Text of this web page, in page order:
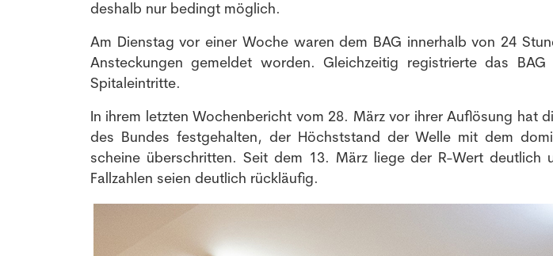
deshalb nur bedingt möglich.
Am Dienstag vor einer Woche waren dem BAG innerhalb von 24
Ansteckungen gemeldet worden. Gleichzeitig registrierte das
Spitaleintritte.
In ihrem letzten Wochenbericht vom 28. März vor ihrer Auflösung hat
des Bundes festgehalten, der Höchststand der Welle mit dem
scheine überschritten. Seit dem 13. März liege der R-Wert deutlich
Fallzahlen seien deutlich rückläufig.